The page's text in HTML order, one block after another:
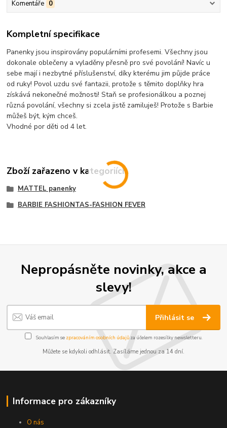
Komentáře 0
Kompletní specifikace
Panenky jsou inspirovány populárními profesemi. Všechny jsou
dokonale oblečeny a vyladěny přesně pro své povolání! Navíc u
sebe mají i nezbytné příslušenství, díky kterému jim půjde práce
od ruky! Povol uzdu své fantazii, protože s těmito doplňky hra
získává nekonečné možnosti! Staň se profesionálkou a poznej
různá povolání, všechny si zcela jistě zamiluješ! Protože s Barbie
můžeš být, kým chceš.
Vhodné por děti od 4 let.
Zboží zařazeno v kategoriích
MATTEL panenky
BARBIE FASHIONTAS-FASHION FEVER
Nepropásněte novinky, akce a
slevy!
Přihlásit se
Souhlasím se zpracováním osobních údajůza účelem rozesílky newsletteru.
Můžete se kdykoli odhlásit. Zasíláme jednou za 14 dní.
Informace pro zákazníky
O nás